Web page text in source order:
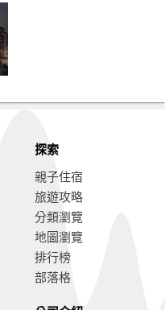
探索
親子住宿
旅遊攻略
分類瀏覽
地圖瀏覽
排行榜
部落格